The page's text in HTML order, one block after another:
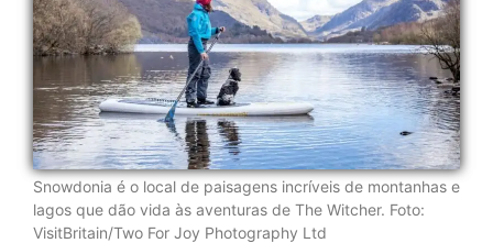
Snowdonia é o local de paisagens incríveis de montanhas e
lagos que dão vida às aventuras de The Witcher. Foto:
VisitBritain/Two For Joy Photography Ltd